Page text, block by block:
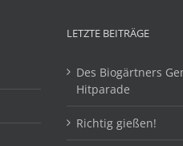
LETZTE BEITRÄGE
Des Biogärtners
Hitparade
Richtig gießen!